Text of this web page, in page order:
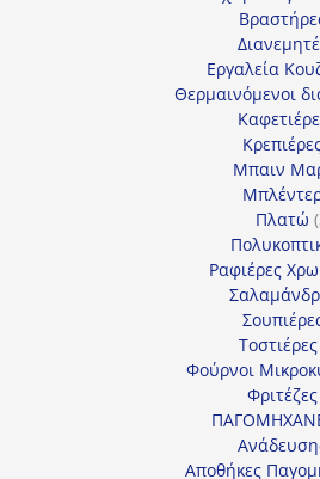
Εργαλεία
Θερμαινόμενοι
Μπαιν
Πλατώ
Ραφιέρες
Τοστιέρες
Φούρνοι
Φριτέζες
Αποθήκες